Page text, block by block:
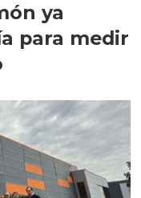
ya
para medir